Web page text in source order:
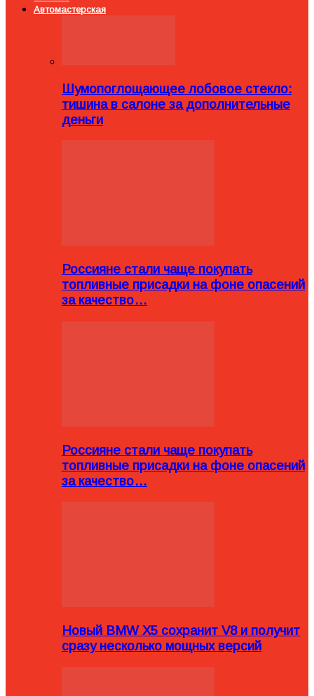
Автомастерская
Шумопоглощающее лобовое стекло:
тишина в салоне за дополнительные
деньги
Россияне стали чаще покупать
топливные присадки на фоне опасений
за качество…
Россияне стали чаще покупать
топливные присадки на фоне опасений
за качество…
Новый BMW X5 сохранит V8 и получит
сразу несколько мощных версий